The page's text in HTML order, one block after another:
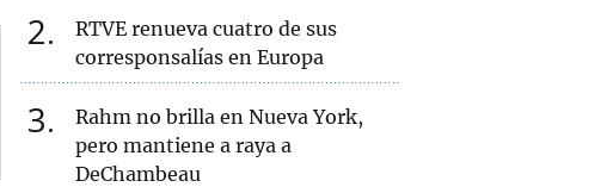
2
RTVE renueva cuatro de sus
corresponsalías en Europa
3
Rahm no brilla en Nueva York,
pero mantiene a raya a
DeChambeau